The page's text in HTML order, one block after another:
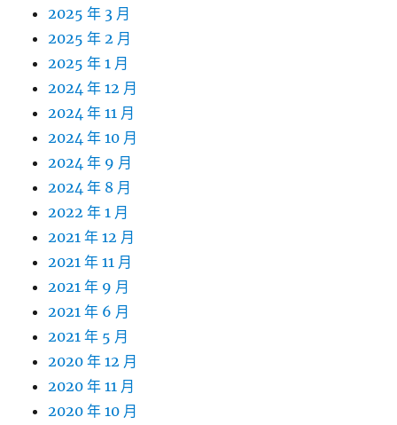
2025 年 3 月
2025 年 2 月
2025 年 1 月
2024 年 12 月
2024 年 11 月
2024 年 10 月
2024 年 9 月
2024 年 8 月
2022 年 1 月
2021 年 12 月
2021 年 11 月
2021 年 9 月
2021 年 6 月
2021 年 5 月
2020 年 12 月
2020 年 11 月
2020 年 10 月